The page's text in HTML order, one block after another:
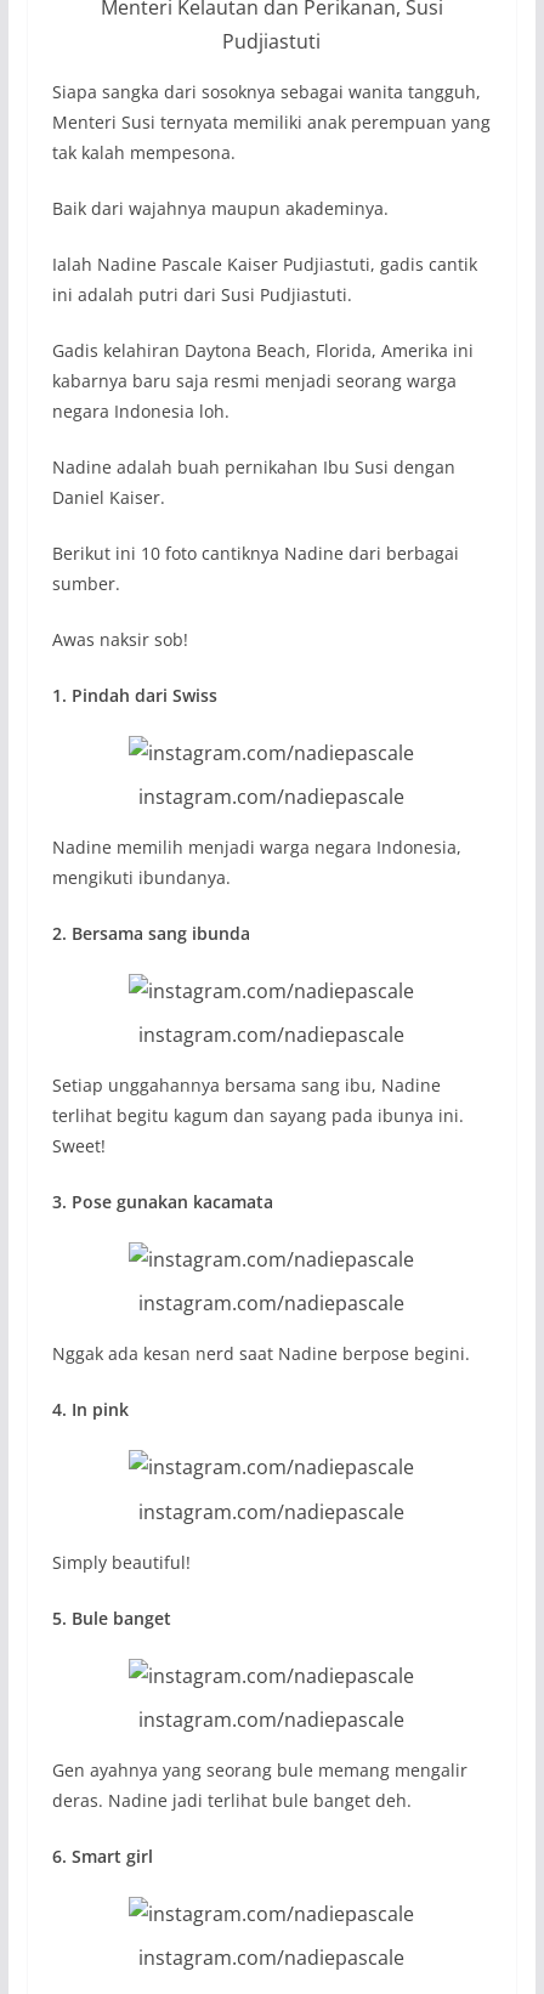
Menteri Kelautan dan Perikanan, Susi
Pudjiastuti
Siapa sangka dari sosoknya sebagai wanita tangguh,
Menteri Susi ternyata memiliki anak perempuan yang
tak kalah mempesona.
Baik dari wajahnya maupun akademinya.
Ialah Nadine Pascale Kaiser Pudjiastuti, gadis cantik
ini adalah putri dari Susi Pudjiastuti.
Gadis kelahiran Daytona Beach, Florida, Amerika ini
kabarnya baru saja resmi menjadi seorang warga
negara Indonesia loh.
Nadine adalah buah pernikahan Ibu Susi dengan
Daniel Kaiser.
Berikut ini 10 foto cantiknya Nadine dari berbagai
sumber.
Awas naksir sob!
1. Pindah dari Swiss
instagram.com/nadiepascale
Nadine memilih menjadi warga negara Indonesia,
mengikuti ibundanya.
2. Bersama sang ibunda
instagram.com/nadiepascale
Setiap unggahannya bersama sang ibu, Nadine
terlihat begitu kagum dan sayang pada ibunya ini.
Sweet!
3. Pose gunakan kacamata
instagram.com/nadiepascale
Nggak ada kesan nerd saat Nadine berpose begini.
4. In pink
instagram.com/nadiepascale
Simply beautiful!
5. Bule banget
instagram.com/nadiepascale
Gen ayahnya yang seorang bule memang mengalir
deras. Nadine jadi terlihat bule banget deh.
6. Smart girl
instagram.com/nadiepascale